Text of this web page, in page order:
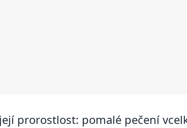
prorostlost: pomalé pečení